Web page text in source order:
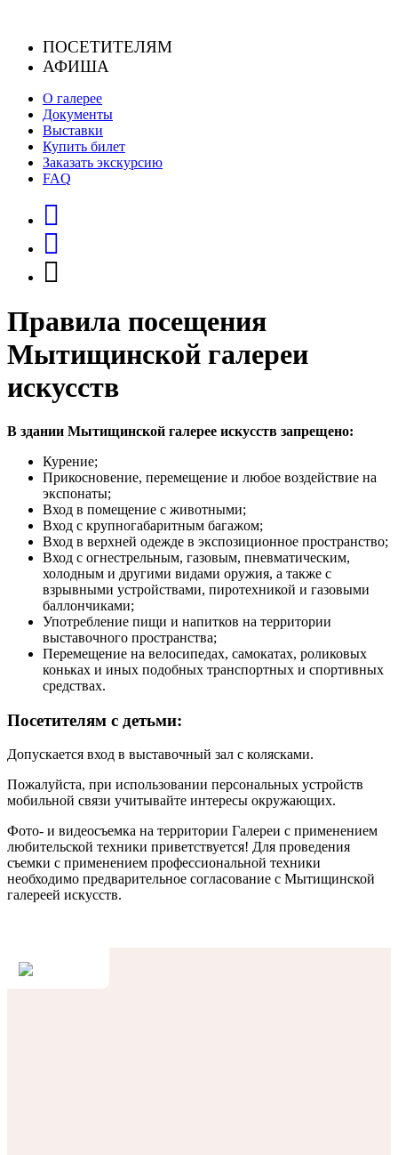
contentПОСЕТИТЕЛЯМ
АФИША
О галерее
Документы
Выставки
Купить билет
Заказать экскурсию
FAQ
Правила посещения
Мытищинской галереи
искусств
В здании Мытищинской галерее искусств запрещено:
Курение;
Прикосновение, перемещение и любое воздействие на
экспонаты;
Вход в помещение с животными;
Вход с крупногабаритным багажом;
Вход в верхней одежде в экспозиционное пространство;
Вход с огнестрельным, газовым, пневматическим,
холодным и другими видами оружия, а также с
взрывными устройствами, пиротехникой и газовыми
баллончиками;
Употребление пищи и напитков на территории
выставочного пространства;
Перемещение на велосипедах, самокатах, роликовых
коньках и иных подобных транспортных и спортивных
средствах.
Посетителям с детьми:
Допускается вход в выставочный зал с колясками.
Пожалуйста, при использовании персональных устройств
мобильной связи учитывайте интересы окружающих.
Фото- и видеосъемка на территории Галереи с применением
любительской техники приветствуется! Для проведения
съемки с применением профессиональной техники
необходимо предварительное согласование с Мытищинской
галереей искусств.